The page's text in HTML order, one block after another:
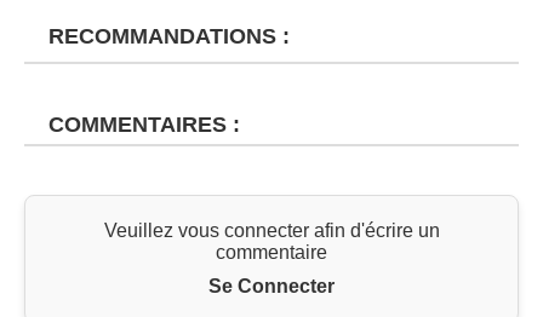
RECOMMANDATIONS :
COMMENTAIRES :
Veuillez vous connecter afin d'écrire un
commentaire
Se Connecter